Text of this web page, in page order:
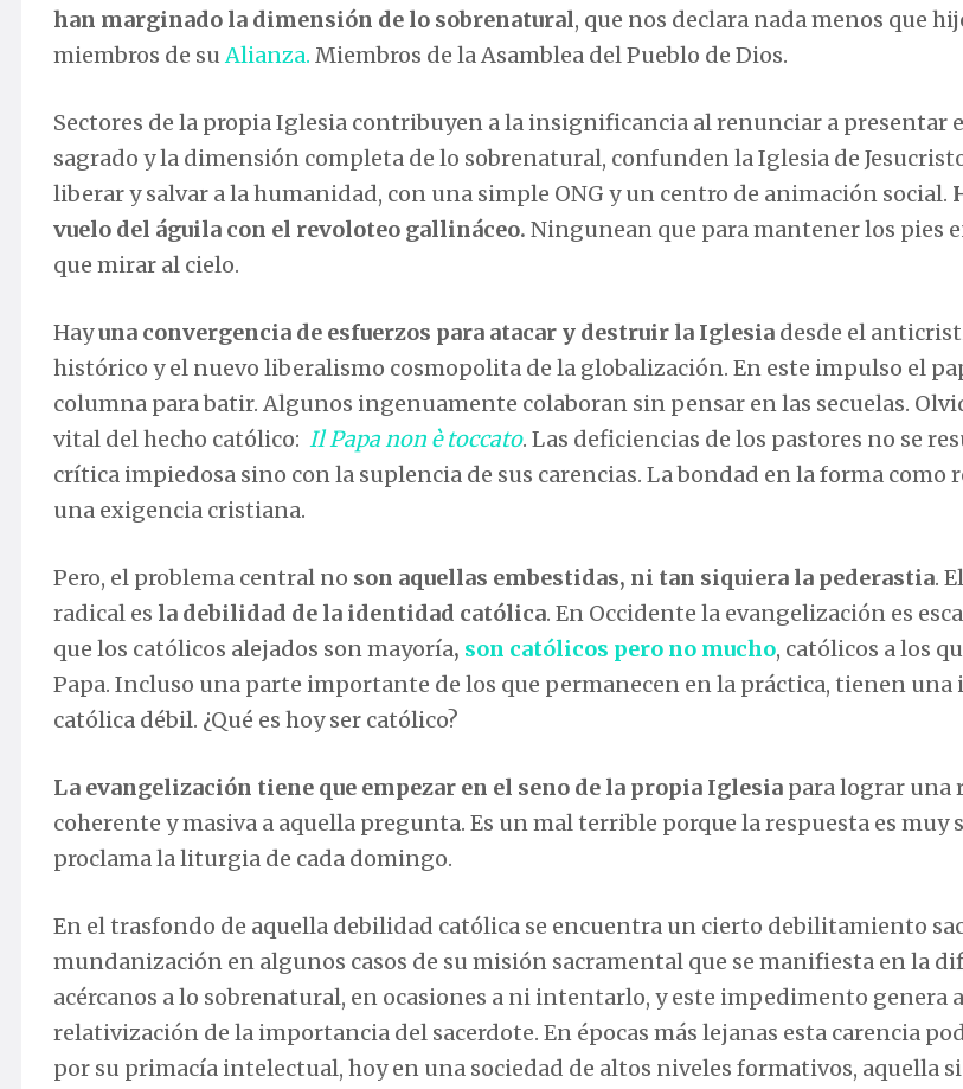
han marginado la dimensión de lo sobrenatural, que nos declara nada menos que
miembros de suAlianza. Miembros de la Asamblea del Pueblo de Dios.
Sectores de la propia Iglesia contribuyen a la insignificancia al renunciar a presentar
sagrado y la dimensión completa de lo sobrenatural, confunden la Iglesia de
liberar y salvar a la humanidad, con una simple ONG y un centro de animación social.
vuelo del águila con el revoloteo gallináceo. Ningunean que para mantener los pies
que mirar al cielo.
Hayuna convergencia de esfuerzos para atacar y destruir la Iglesia desde el
histórico y el nuevo liberalismo cosmopolita de la globalización. En este impulso el
columna para batir. Algunos ingenuamente colaboran sin pensar en las secuelas.
vital del hecho católico: Il Papa non è toccato. Las deficiencias de los pastores no se
crítica impiedosa sino con la suplencia de sus carencias. La bondad en la forma como
una exigencia cristiana.
Pero, el problema central no son aquellas embestidas, ni tan siquiera la pederastia.
radical es la debilidad de la identidad católica. En Occidente la evangelización es
que los católicos alejados son mayoría, son católicos pero no mucho, católicos a los
Papa. Incluso una parte importante de los que permanecen en la práctica, tienen
católica débil. ¿Qué es hoy ser católico?
La evangelización tiene que empezar en el seno de la propia Iglesia para lograr una
coherente y masiva a aquella pregunta. Es un mal terrible porque la respuesta es muy
proclama la liturgia de cada domingo.
En el trasfondo de aquella debilidad católica se encuentra un cierto debilitamiento
mundanización en algunos casos de su misión sacramental que se manifiesta en la
acércanos a lo sobrenatural, en ocasiones a ni intentarlo, y este impedimento genera
relativización de la importancia del sacerdote. En épocas más lejanas esta carencia
por su primacía intelectual, hoy en una sociedad de altos niveles formativos, aquella